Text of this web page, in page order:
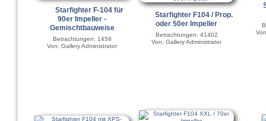
Starfighter F-104 für
90er Impeller -
Gemischtbauweise
Betrachtungen: 1458
Von: Gallery Administrator
Starfighter F104 / Prop.
oder 50er Impeller
Betrachtungen: 41402
Von: Gallery Administrator